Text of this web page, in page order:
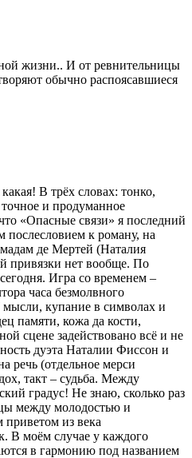
жизни.. И от ревнительницы
обычно распоясавшиеся
В трёх словах: тонко,
и продуманное
«Опасные связи» я последний
послесловием к роману, на
де Мертей (Наталия
привязки нет вообще. По
Игра со временем –
часа безмолвного
мысли, купание в символах и
памяти, кожа да кости,
сцене задействовано всё и не
дуэта Наталии Фиссон и
речь (отдельное мерси
такт – судьба. Между
градус! Не знаю, сколько раз
между молодостью и
из века
В моём случае у каждого
в гармонию под названием